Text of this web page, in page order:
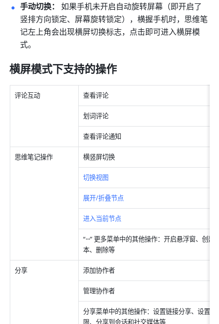
手动切换： 如果手机未开启自动旋转屏幕（即开启了
竖排方向锁定、屏幕旋转锁定），横握手机时，思维笔
记左上角会出现横屏切换标志，点击即可进入横屏模
式。
横屏模式下支持的操作
评论互动 查看评论
划词评论
查看评论通知
思维笔记操作 横竖屏切换
切换视图
展开/折叠节点
进入当前节点
“···” 更多菜单中的其他操作：开启悬浮窗、创建
本、删除等
分享 添加协作者
管理协作者
分享菜单中的其他操作：设置链接分享、设置权